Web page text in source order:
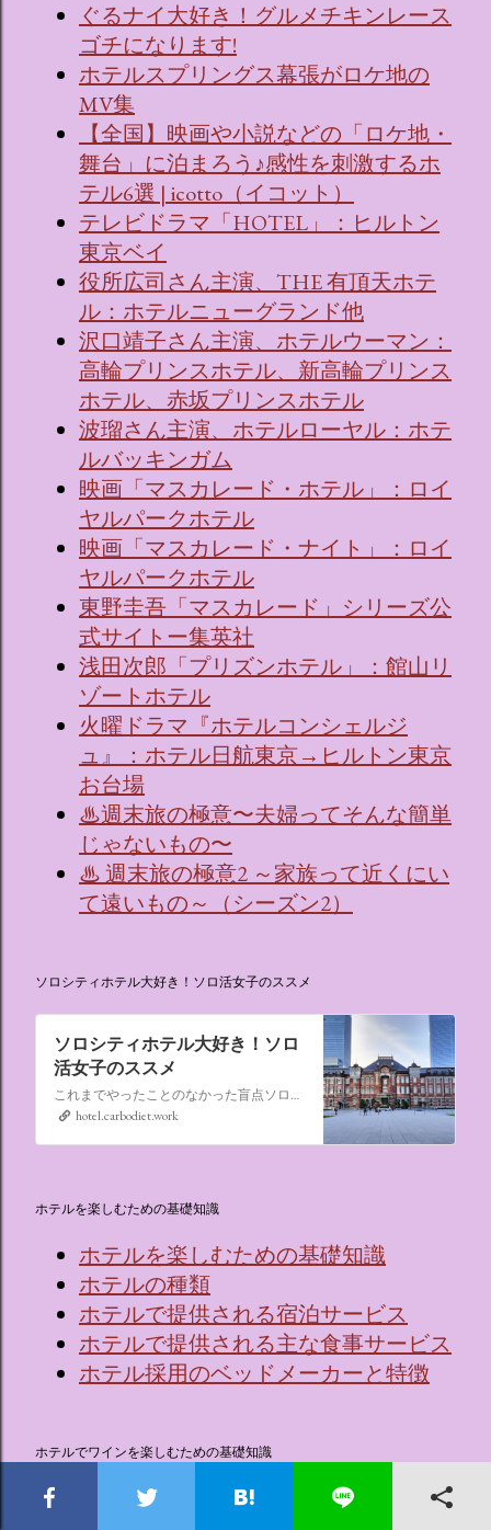
ぐるナイ大好き！グルメチキンレース
ゴチになります!
ホテルスプリングス幕張がロケ地の
MV集
【全国】映画や小説などの「ロケ地・
舞台」に泊まろう♪感性を刺激するホ
テル6選 | icotto（イコット）
テレビドラマ「HOTEL」：ヒルトン
東京ベイ
役所広司さん主演、THE 有頂天ホテ
ル：ホテルニューグランド他
沢口靖子さん主演、ホテルウーマン：
高輪プリンスホテル、新高輪プリンス
ホテル、赤坂プリンスホテル
波瑠さん主演、ホテルローヤル：ホテ
ルバッキンガム
映画「マスカレード・ホテル」：ロイ
ヤルパークホテル
映画「マスカレード・ナイト」：ロイ
ヤルパークホテル
東野圭吾「マスカレード」シリーズ公
式サイトー集英社
浅田次郎「プリズンホテル」：館山リ
ゾートホテル
火曜ドラマ『ホテルコンシェルジ
ュ』：ホテル日航東京→ヒルトン東京
お台場
♨週末旅の極意〜夫婦ってそんな簡単
じゃないもの〜
♨ 週末旅の極意2 ～家族って近くにい
て遠いもの～（シーズン2）
ソロシティホテル大好き！ソロ活女子のススメ
ソロシティホテル大好き！ソロ
活女子のススメ
これまでやったことのなかった盲点ソロ活、“なんでもない日にシティホテルに泊まる”。ソロ活女子のススメ,ソロシティホテル
hotel.carbodiet.work
ホテルを楽しむための基礎知識
ホテルを楽しむための基礎知識
ホテルの種類
ホテルで提供される宿泊サービス
ホテルで提供される主な食事サービス
ホテル採用のベッドメーカーと特徴
ホテルでワインを楽しむための基礎知識
🍷ワインってなに？